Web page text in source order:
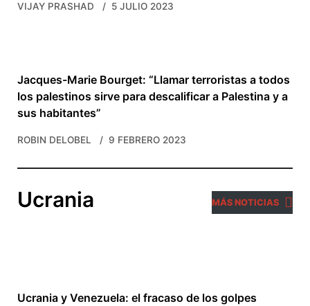
VIJAY PRASHAD 5 JULIO 2023
Jacques-Marie Bourget: “Llamar terroristas a todos
los palestinos sirve para descalificar a Palestina y a
sus habitantes”
ROBIN DELOBEL 9 FEBRERO 2023
Ucrania MÁS NOTICIAS
Ucrania y Venezuela: el fracaso de los golpes